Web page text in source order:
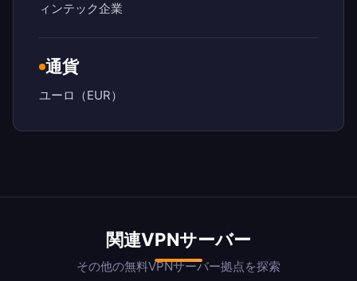
ィンテック企業
通貨
ユーロ（EUR）
関連VPNサーバー
その他の無料VPNサーバー拠点を探索